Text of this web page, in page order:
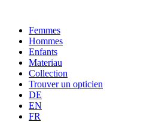
Femmes
Hommes
Enfants
Materiau
Collection
Trouver un opticien
DE
EN
FR